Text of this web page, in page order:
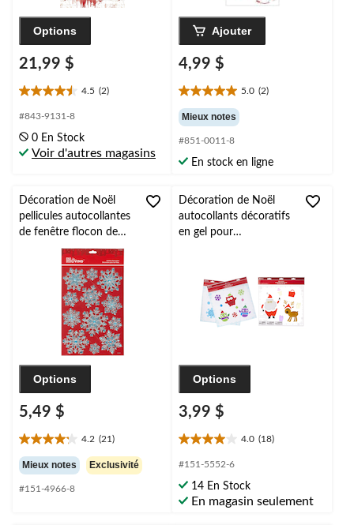
Options
21,99 $
4.5 (2)
4.5
étoile(s)
5.
2
#843-9131-8
0 En Stock
Voir d'autres magasins
Ajouter
4,99 $
5.0 (2)
5.0
étoile(s)
sur
5.
2
Mieux notes
#851-0011-8
En stock en ligne
Décoration de Noël
pellicules autocollantes
de fenêtre flocon de
neige For Living, choix
de modèles
Options
5,49 $
4.2 (21)
4.2
étoile(s)
sur
5.
Mieux notes Exclusivité
#151-4966-8
Décoration de Noël
autocollants décoratifs
en gel pour
réutilisables, 11,5 x 12
Options
3,99 $
4.0 (18)
4.0
étoile(s)
5.
18
#151-5552-6
14 En Stock
En magasin seulement